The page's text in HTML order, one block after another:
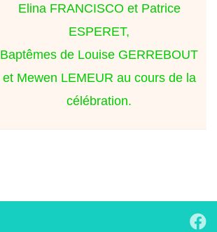
Elina FRANCISCO et Patrice
ESPERET,
Baptêmes de Louise GERREBOUT
et Mewen LEMEUR au cours de la
célébration.